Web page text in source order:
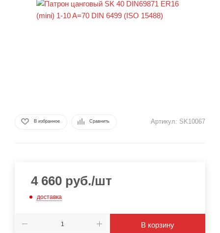
В избранное Сравнить Артикул: SK10067
4 660 руб./шт
доставка
В корзину